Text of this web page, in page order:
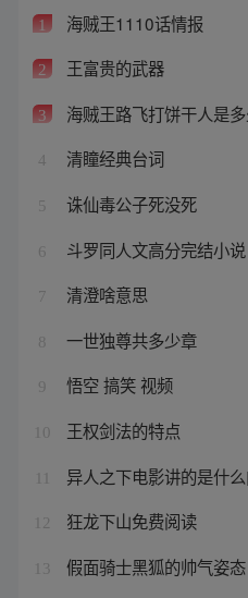
1 海贼王1110话情报
2 王富贵的武器
3 海贼王路飞打饼干人是
4 清瞳经典台词
5 诛仙毒公子死没死
6 斗罗同人文高分完结小说
7 清澄啥意思
8 一世独尊共多少章
9 悟空 搞笑 视频
10 王权剑法的特点
异人之下电影讲的是什
12 狂龙下山免费阅读
13 假面骑士黑狐的帅气姿态